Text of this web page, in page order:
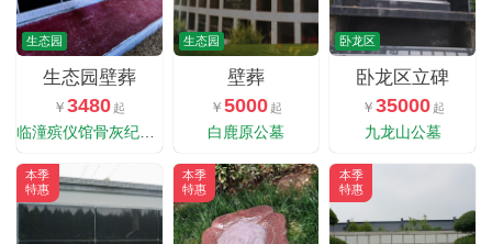
生态园
生态园壁葬
3480
生态园
壁葬
5000
白鹿原公墓
卧龙区
卧龙区立碑
35000
九龙山公墓
本季
特惠
本季
特惠
本季
特惠